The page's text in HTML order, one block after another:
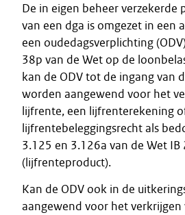
De in eigen beheer verzekerde
van een dga is omgezet in een
een oudedagsverplichting
38p van de Wet op de
kan de ODV tot de ingang van
worden aangewend voor het
lijfrente, een lijfrenterekening
lijfrentebeleggingsrecht als
3.125 en 3.126a van de Wet IB
(lijfrenteproduct).
Kan de ODV ook in de
aangewend voor het verkrijgen